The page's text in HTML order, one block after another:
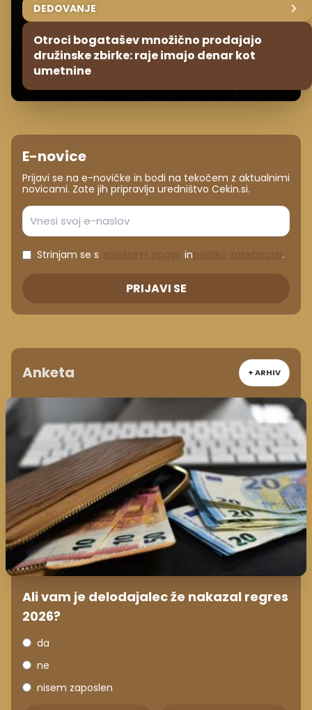
DEDOVANJE
Otroci bogatašev množično prodajajo
družinske zbirke: raje imajo denar kot
umetnine
E-novice
Prijavi se na e-novičke in bodi na tekočem z aktualnimi
novicami. Zate jih pripravlja uredništvo Cekin.si.
Strinjam se s in .
PRIJAVI SE
Anketa + ARHIV
Ali vam je delodajalec že nakazal regres
2026?
da
ne
nisem zaposlen